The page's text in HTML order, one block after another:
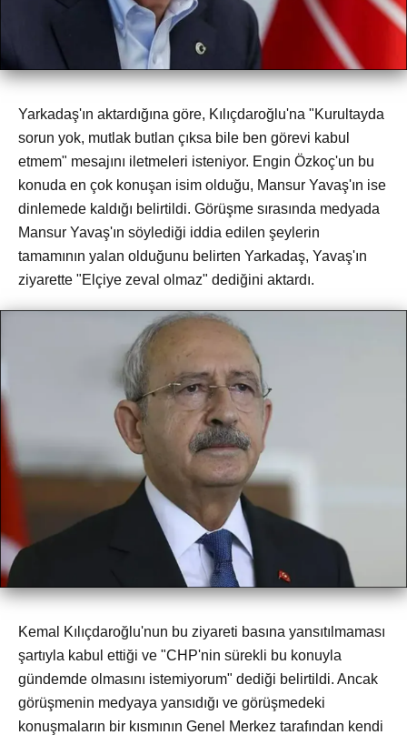
Yarkadaş'ın aktardığına göre, Kılıçdaroğlu'na "Kurultayda
sorun yok, mutlak butlan çıksa bile ben görevi kabul
etmem" mesajını iletmeleri isteniyor. Engin Özkoç'un bu
konuda en çok konuşan isim olduğu, Mansur Yavaş'ın ise
dinlemede kaldığı belirtildi. Görüşme sırasında medyada
Mansur Yavaş'ın söylediği iddia edilen şeylerin
tamamının yalan olduğunu belirten Yarkadaş, Yavaş'ın
ziyarette "Elçiye zeval olmaz" dediğini aktardı.
Kemal Kılıçdaroğlu'nun bu ziyareti basına yansıtılmaması
şartıyla kabul ettiği ve "CHP'nin sürekli bu konuyla
gündemde olmasını istemiyorum" dediği belirtildi. Ancak
görüşmenin medyaya yansıdığı ve görüşmedeki
konuşmaların bir kısmının Genel Merkez tarafından kendi